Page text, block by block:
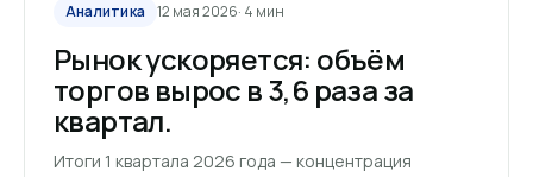
Аналитика 12 мая 2026· 4 мин
Рынок ускоряется: объём
торгов вырос в 3,6 раза за
квартал.
Итоги 1 квартала 2026 года — концентрация